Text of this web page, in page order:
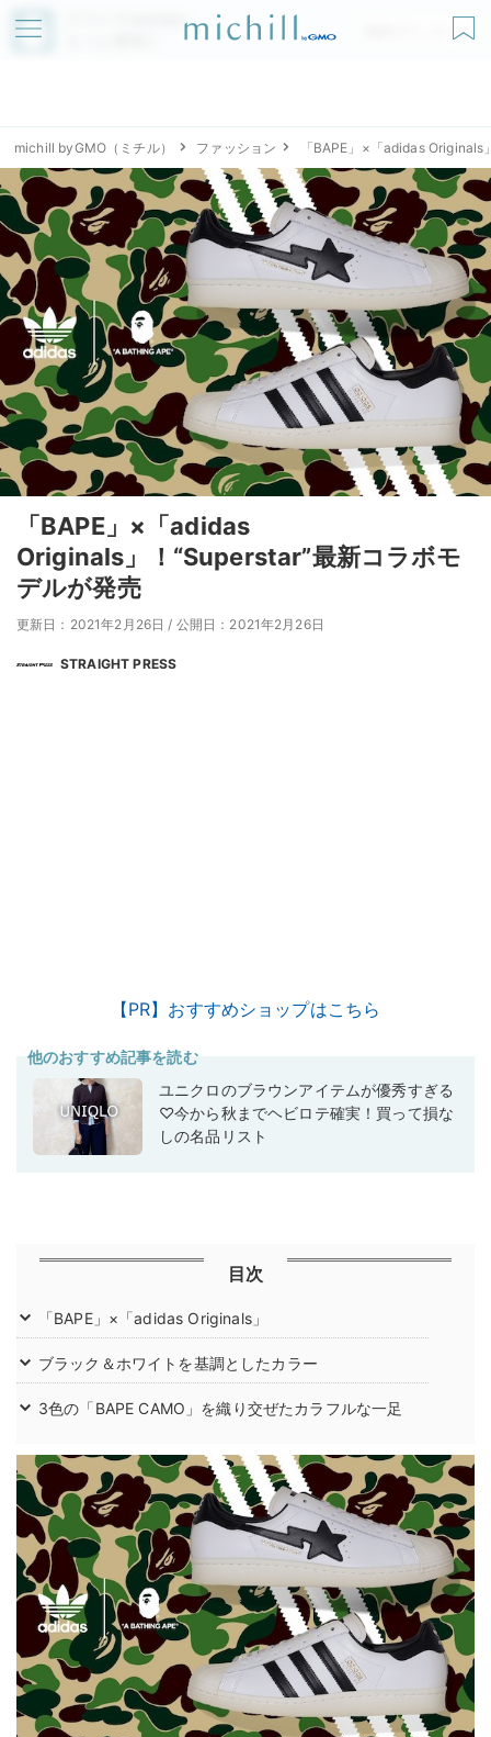
アプリでmichillが
無料ダウンロード
michill byGMO（ミチル） ファッション 「BAPE」×「adidas
「BAPE」×「adidas
Originals」！“Superstar”最新コラボモ
デルが発売
更新日：2021年2月26日 / 公開日：2021年2月26日
STRAIGHT PRESS
【PR】おすすめショップはこちら
他のおすすめ記事を読む
ユニクロのブラウンアイテムが優秀すぎる
♡今から秋までヘビロテ確実！買って損な
しの名品リスト
目次
「BAPE」×「adidas Originals」
ブラック＆ホワイトを基調としたカラー
3色の「BAPE CAMO」を織り交ぜたカラフルな一足